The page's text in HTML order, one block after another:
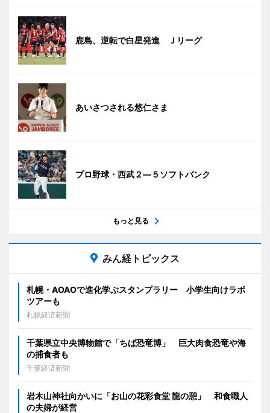
鹿島、逆転で白星発進 Ｊリーグ
あいさつされる悠仁さま
プロ野球・西武２―５ソフトバンク
もっと見る
みん経トピックス
札幌・AOAOで進化学ぶスタンプラリー 小学生向けラボ
ツアーも
札幌経済新聞
千葉県立中央博物館で「ちば恐竜博」 巨大肉食恐竜や海
の捕食者も
千葉経済新聞
岩木山神社向かいに「お山の花彩食堂 龍の憩」 和食職人
の夫婦が経営